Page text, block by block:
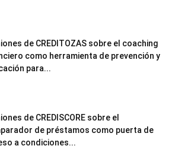
de CREDITOZAS sobre el coaching
como herramienta de prevención y
para...
de CREDISCORE sobre el
de préstamos como puerta de
a condiciones...